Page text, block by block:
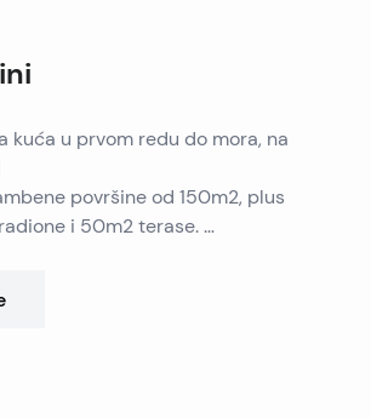
kuća u prvom redu do mora, na
površine od 150m2, plus
i 50m2 terase.
su sadnice lavande i 11 stabla
ima 3 parking mjesta.